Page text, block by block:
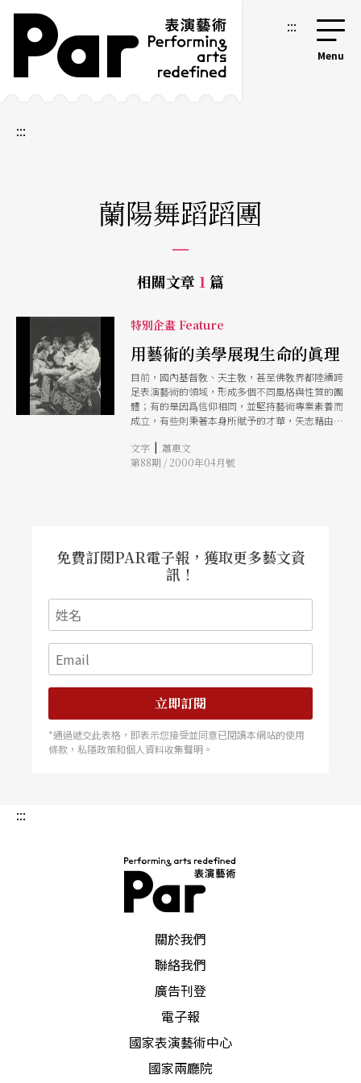
跳到主要內容區塊
網站導覽 :::
:::
蘭陽舞蹈蹈團
相關文章 1 篇
特別企畫 Feature
用藝術的美學展現生命的眞理
目前，國內基督敎、天主敎，甚至佛敎界都陸續跨
足表演藝術的領域，形成多個不同風格與性質的團
體；有的是因爲信仰相同，並堅持藝術專業素養而
成立，有些則秉著本身所賦予的才華，矢志藉由表
營模式與理念各有不同，但信仰絕對是他們所以聚
集的一個重要因素。
文字 | 蕭惠文
第88期 / 2000年04月號
免費訂閱PAR電子報，獲取更多藝文資
訊！
立即訂閱
*通過遞交此表格，即表示您接受並同意已閱讀本網站的使用
條款，私隱政策和個人資料收集聲明。
:::
關於我們
聯絡我們
廣告刊登
電子報
國家表演藝術中心
國家兩廳院